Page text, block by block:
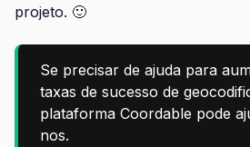
projeto. 🙂
Se precisar de ajuda para
taxas de sucesso de
plataforma Coordable pode
nos.